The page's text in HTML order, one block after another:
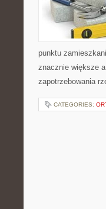
punktu
znacznie większe
zapotrzebowania
CATEGORIES: